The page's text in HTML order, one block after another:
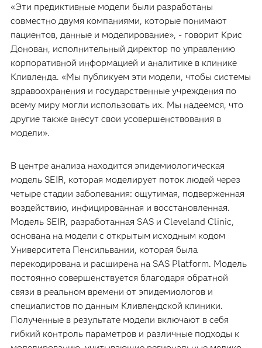
«Эти предиктивные модели были разработаны
совместно двумя компаниями, которые понимают
пациентов, данные и моделирование», - говорит Крис
Донован, исполнительный директор по управлению
корпоративной информацией и аналитике в клинике
Кливленда. «Мы публикуем эти модели, чтобы системы
здравоохранения и государственные учреждения по
всему миру могли использовать их. Мы надеемся, что
другие также внесут свои усовершенствования в
модели».
В центре анализа находится эпидемиологическая
модель SEIR, которая моделирует поток людей через
четыре стадии заболевания: ощутимая, подверженная
воздействию, инфицированная и восстановленная.
Модель SEIR, разработанная SAS и Cleveland Clinic,
основана на модели с открытым исходным кодом
Университета Пенсильвании, которая была
перекодирована и расширена на SAS Platform. Модель
постоянно совершенствуется благодаря обратной
связи в реальном времени от эпидемиологов и
специалистов по данным Кливлендской клиники.
Полученные в результате модели включают в себя
гибкий контроль параметров и различные подходы к